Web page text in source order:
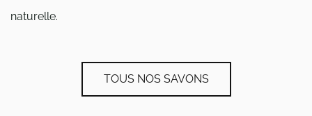
naturelle.
TOUS NOS SAVONS